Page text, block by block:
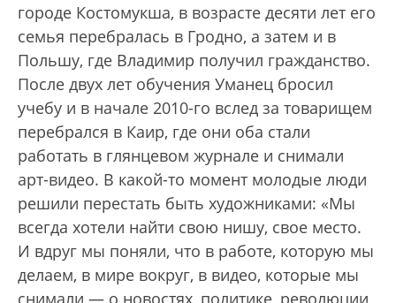
городе Костомукша, в возрасте десяти лет его
семья перебралась в Гродно, а затем и в
Польшу, где Владимир получил гражданство.
После двух лет обучения Уманец бросил
учебу и в начале 2010-го вслед за товарищем
перебрался в Каир, где они оба стали
работать в глянцевом журнале и снимали
арт-видео. В какой-то момент молодые люди
решили перестать быть художниками: «Мы
всегда хотели найти свою нишу, свое место.
И вдруг мы поняли, что в работе, которую мы
делаем, в мире вокруг, в видео, которые мы
снимали — о новостях, политике, революции,